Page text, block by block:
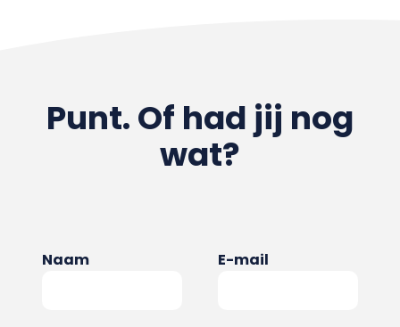
Punt. Of had jij nog
wat?
Naam E-mail